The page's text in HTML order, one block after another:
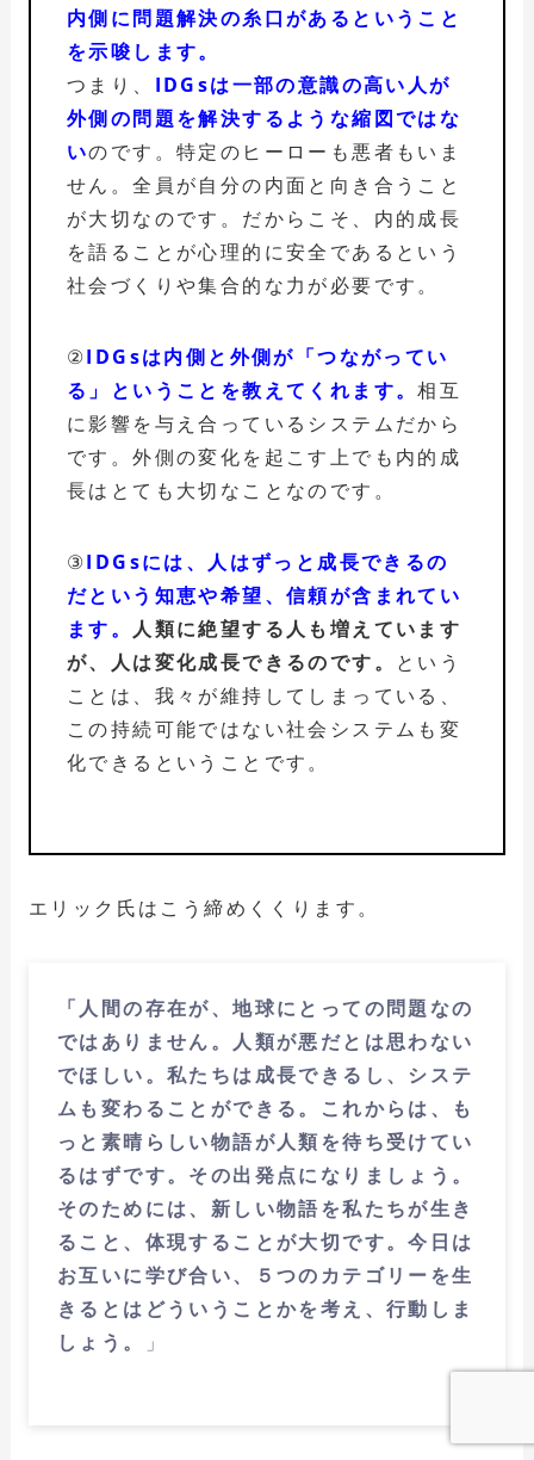
内側に問題解決の糸口があるということ
を示唆します。
つまり、 IDGsは一部の意識の高い人が
外側の問題を解決するような縮図ではな
いのです。特定のヒーローも悪者もいま
せん。全員が自分の内面と向き合うこと
が大切なのです。だからこそ、内的成長
を語ることが心理的に安全であるという
社会づくりや集合的な力が必要です。
②IDGsは内側と外側が「つながってい
る」ということを教えてくれます。相互
に影響を与え合っているシステムだから
です。外側の変化を起こす上でも内的成
長はとても大切なことなのです。
③IDGsには、人はずっと成長できるの
だという知恵や希望、信頼が含まれてい
ます。 人類に絶望する人も増えています
が、人は変化成長できるのです。 という
ことは、我々が維持してしまっている、
この持続可能ではない社会システムも変
化できるということです。
エリック氏はこう締めくくります。
「人間の存在が、地球にとっての問題なの
ではありません。人類が悪だとは思わない
でほしい。私たちは成長できるし、システ
ムも変わることができる。これからは、も
っと素晴らしい物語が人類を待ち受けてい
るはずです。その出発点になりましょう。
そのためには、新しい物語を私たちが生き
ること、体現することが大切です。今日は
お互いに学び合い、５つのカテゴリーを生
きるとはどういうことかを考え、行動しま
しょう。
」